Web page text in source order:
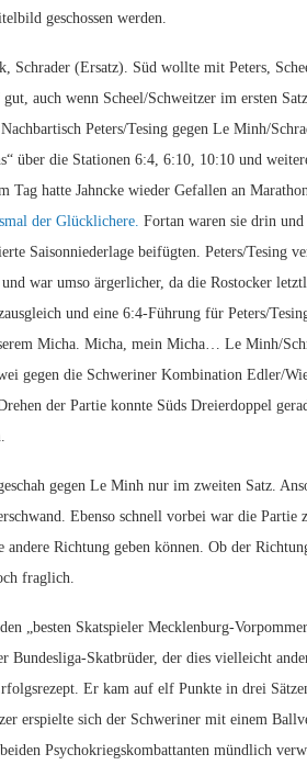
geschossen werden.
Schrader (Ersatz). Süd wollte mit Peters,
auch wenn Scheel/Schweitzer im ersten
Peters/Tesing gegen Le Minh/
über die Stationen 6:4, 6:10, 10:10 und
hatte Jahncke wieder Gefallen an
der Glücklichere. Fortan waren sie drin
Saisonniederlage beifügten. Peters/Tesing
war umso ärgerlicher, da die Rostocker
und eine 6:4-Führung für Peters/
Micha. Micha, mein Micha… Le Minh/
gegen die Schweriner Kombination Edler/
der Partie konnte Süds Dreierdoppel
gegen Le Minh nur im zweiten Satz.
Ebenso schnell vorbei war die Partie
Richtung geben können. Ob der
fraglich.
„besten Skatspieler Mecklenburg-
Bundesliga-Skatbrüder, der dies vielleicht
Er kam auf elf Punkte in drei
erspielte sich der Schweriner mit einem
Psychokriegskombattanten mündlich